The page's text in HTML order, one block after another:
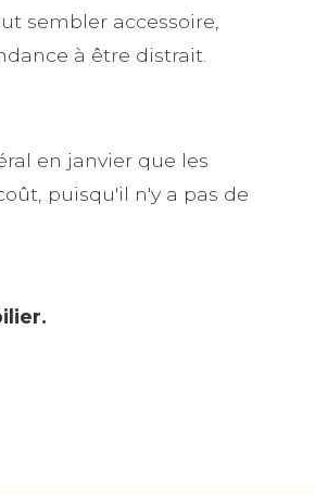
sembler accessoire,
à être distrait.
en janvier que les
puisqu'il n'y a pas de